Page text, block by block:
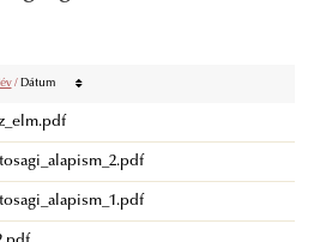
/ Dátum